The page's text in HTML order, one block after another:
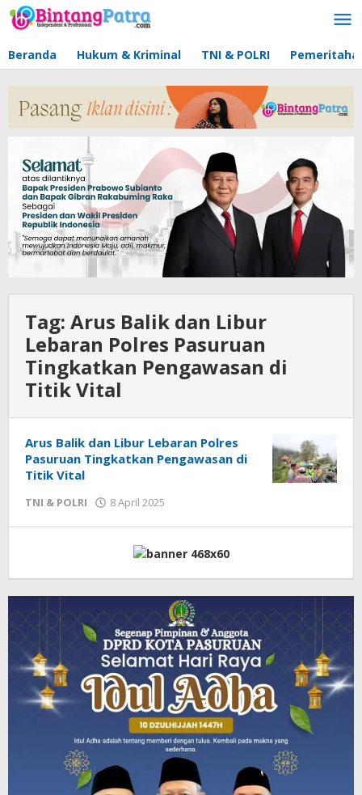
Lewati
ke
Beranda Hukum & Kriminal TNI & POLRI
Tag: Arus Balik dan Libur
Lebaran Polres Pasuruan
Tingkatkan Pengawasan di
Titik Vital
Arus Balik dan Libur Lebaran Polres
Pasuruan Tingkatkan Pengawasan di
Titik Vital
TNI & POLRI 8 April 2025